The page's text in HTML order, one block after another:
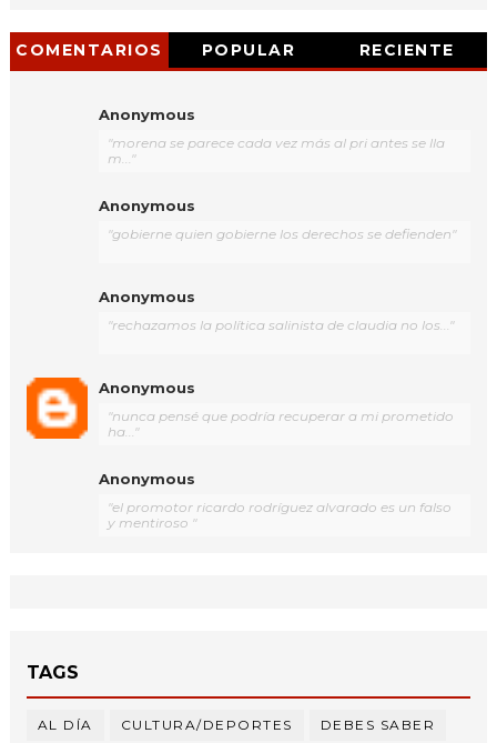
COMENTARIOS POPULAR RECIENTE
Anonymous
"morena se parece cada vez más al pri antes se lla
m..."
Anonymous
"gobierne quien gobierne los derechos se defienden"
Anonymous
"rechazamos la política salinista de claudia no los..."
Anonymous
"nunca pensé que podría recuperar a mi prometido
ha..."
Anonymous
"el promotor ricardo rodríguez alvarado es un falso
y mentiroso "
TAGS
AL DÍA CULTURA/DEPORTES DEBES SABER